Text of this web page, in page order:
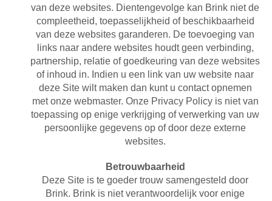
van deze websites. Dientengevolge kan Brink niet de
compleetheid, toepasselijkheid of beschikbaarheid
van deze websites garanderen. De toevoeging van
links naar andere websites houdt geen verbinding,
partnership, relatie of goedkeuring van deze websites
of inhoud in. Indien u een link van uw website naar
deze Site wilt maken dan kunt u contact opnemen
met onze webmaster. Onze Privacy Policy is niet van
toepassing op enige verkrijging of verwerking van uw
persoonlijke gegevens op of door deze externe
websites.
Betrouwbaarheid
Deze Site is te goeder trouw samengesteld door
Brink. Brink is niet verantwoordelijk voor enige